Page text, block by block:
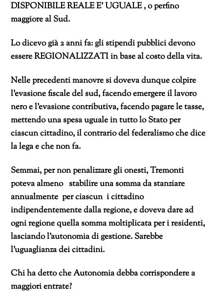
DISPONIBILE REALE E’ UGUALE , o perfino
maggiore al Sud.
Lo dicevo già 2 anni fa: gli stipendi pubblici devono
essere REGIONALIZZATI in base al costo della vita.
Nelle precedenti manovre si doveva dunque colpire
l’evasione fiscale del sud, facendo emergere il lavoro
nero e l’evasione contributiva, facendo pagare le tasse,
mettendo una spesa uguale in tutto lo Stato per
ciascun cittadino, il contrario del federalismo che dice
la lega e che non fa.
Semmai, per non penalizzare gli onesti, Tremonti
poteva almeno stabilire una somma da stanziare
annualmente per ciascun i cittadino
indipendentemente dalla regione, e doveva dare ad
ogni regione quella somma moltiplicata per i residenti,
lasciando l’autonomia di gestione. Sarebbe
l’uguaglianza dei cittadini.
Chi ha detto che Autonomia debba corrispondere a
maggiori entrate?